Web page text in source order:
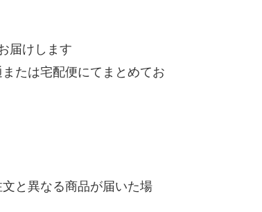
届けします
たは宅配便にてまとめてお
と異なる商品が届いた場